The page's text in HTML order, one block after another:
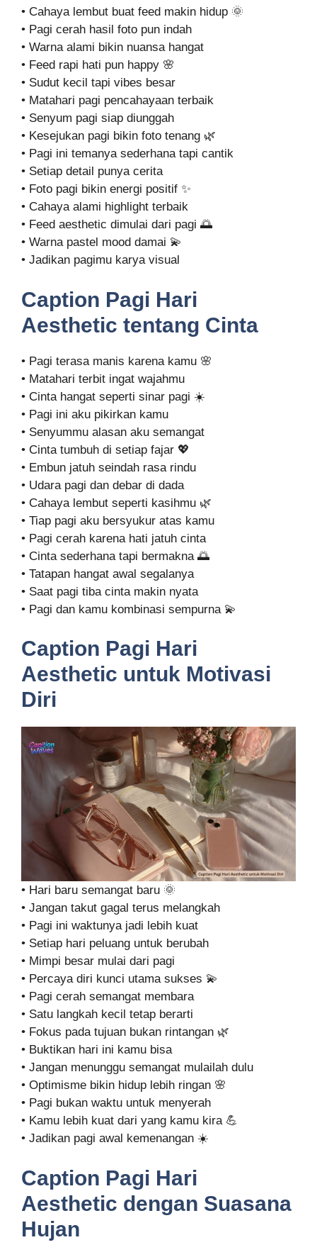
• Cahaya lembut buat feed makin hidup 🌞
• Pagi cerah hasil foto pun indah
• Warna alami bikin nuansa hangat
• Feed rapi hati pun happy 🌸
• Sudut kecil tapi vibes besar
• Matahari pagi pencahayaan terbaik
• Senyum pagi siap diunggah
• Kesejukan pagi bikin foto tenang 🌿
• Pagi ini temanya sederhana tapi cantik
• Setiap detail punya cerita
• Foto pagi bikin energi positif ✨
• Cahaya alami highlight terbaik
• Feed aesthetic dimulai dari pagi 🌅
• Warna pastel mood damai 💫
• Jadikan pagimu karya visual
Caption Pagi Hari
Aesthetic tentang Cinta
• Pagi terasa manis karena kamu 🌸
• Matahari terbit ingat wajahmu
• Cinta hangat seperti sinar pagi ☀️
• Pagi ini aku pikirkan kamu
• Senyummu alasan aku semangat
• Cinta tumbuh di setiap fajar 💖
• Embun jatuh seindah rasa rindu
• Udara pagi dan debar di dada
• Cahaya lembut seperti kasihmu 🌿
• Tiap pagi aku bersyukur atas kamu
• Pagi cerah karena hati jatuh cinta
• Cinta sederhana tapi bermakna 🌅
• Tatapan hangat awal segalanya
• Saat pagi tiba cinta makin nyata
• Pagi dan kamu kombinasi sempurna 💫
Caption Pagi Hari
Aesthetic untuk Motivasi
Diri
• Hari baru semangat baru 🌞
• Jangan takut gagal terus melangkah
• Pagi ini waktunya jadi lebih kuat
• Setiap hari peluang untuk berubah
• Mimpi besar mulai dari pagi
• Percaya diri kunci utama sukses 💫
• Pagi cerah semangat membara
• Satu langkah kecil tetap berarti
• Fokus pada tujuan bukan rintangan 🌿
• Buktikan hari ini kamu bisa
• Jangan menunggu semangat mulailah dulu
• Optimisme bikin hidup lebih ringan 🌸
• Pagi bukan waktu untuk menyerah
• Kamu lebih kuat dari yang kamu kira 💪
• Jadikan pagi awal kemenangan ☀️
Caption Pagi Hari
Aesthetic dengan Suasana
Hujan